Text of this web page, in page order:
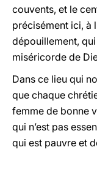
couvents, et le
précisément ici, à
dépouillement,
miséricorde de
Dans ce lieu qui
que chaque
femme de bonne
qui n’est pas
qui est pauvre et